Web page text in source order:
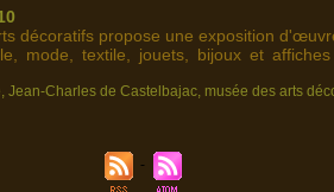
décoratifs propose une exposition
mode, textile, jouets, bijoux et
, Jean-Charles de Castelbajac, musée des arts